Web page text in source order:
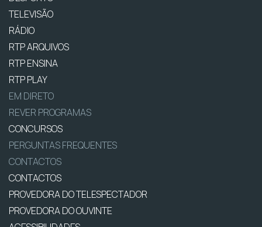
TELEVISÃO
RÁDIO
RTP ARQUIVOS
RTP ENSINA
RTP PLAY
EM DIRETO
REVER PROGRAMAS
CONCURSOS
PERGUNTAS FREQUENTES
CONTACTOS
CONTACTOS
PROVEDORA DO TELESPECTADOR
PROVEDORA DO OUVINTE